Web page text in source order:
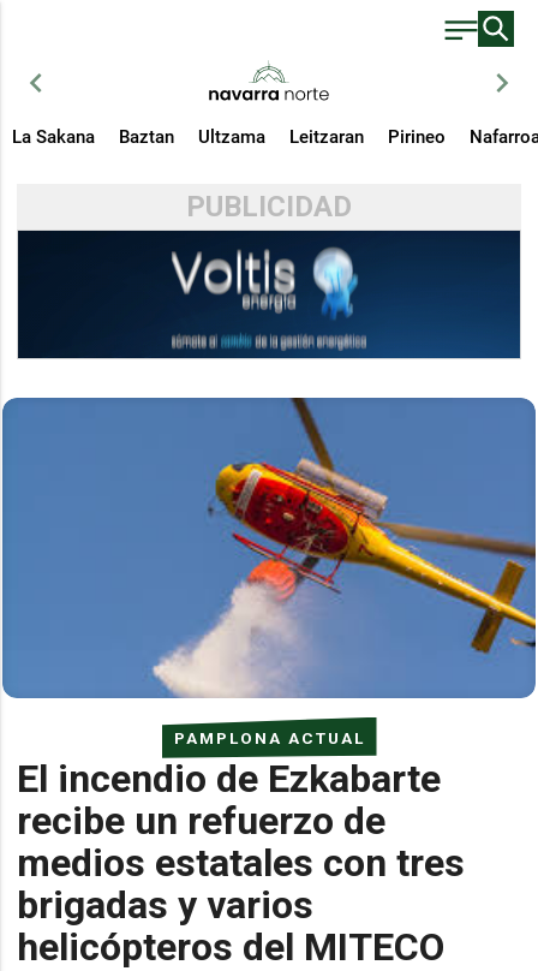
chevron_left chevron_right
La Sakana Baztan Ultzama Leitzaran Pirineo
PUBLICIDAD
PAMPLONA ACTUAL
El incendio de Ezkabarte
recibe un refuerzo de
medios estatales con tres
brigadas y varios
helicópteros del MITECO